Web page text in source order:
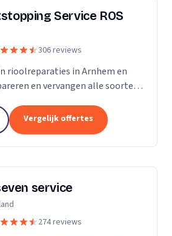
Service ROS
306 reviews
rioolreparaties in Arnhem en
en vervangen alle soorten
we gebruik van hoogwaardige...
Vergelijk offertes
service
274 reviews